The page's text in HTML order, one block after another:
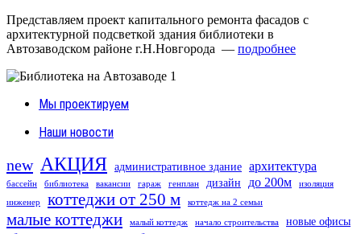
Представляем проект капитального ремонта фасадов с
архитектурной подсветкой здания библиотеки в
Автозаводском районе г.Н.Новгорода — подробнее
Мы проектируем
Наши новости
new АКЦИЯ административное здание архитектура
бассейн библиотека вакансии гараж генплан дизайн до 200м изоляция
инженер коттеджи от 250 м коттедж на 2 семьи
малые коттеджи малый коттедж начало строительства
новые офисы